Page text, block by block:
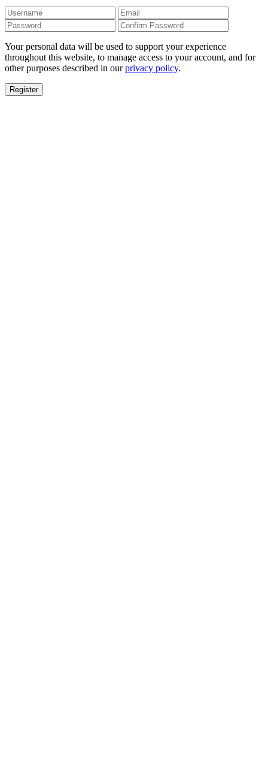
Your personal data will be used to support your experience
throughout this website, to manage access to your account, and for
other purposes described in ourprivacy policy.